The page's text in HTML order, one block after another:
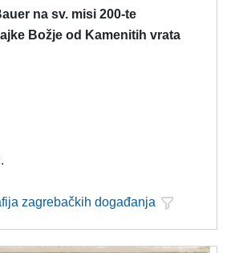
na sv. misi 200-te
Božje od Kamenitih vrata
zagrebačkih događanja